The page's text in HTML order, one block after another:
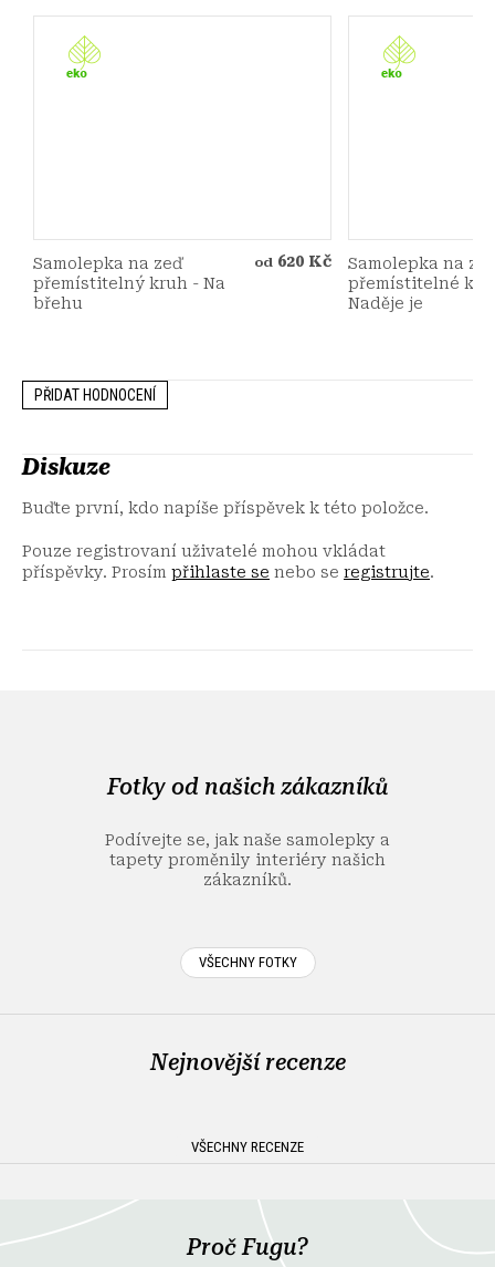
Samolepka na zeď
přemístitelný kruh - Na
břehu
od 620 Kč
Samolepka na
přemístitelné
Naděje je
PŘIDAT HODNOCENÍ
Diskuze
Buďte první, kdo napíše příspěvek k této položce.
Pouze registrovaní uživatelé mohou vkládat
příspěvky. Prosím přihlaste se nebo se registrujte.
Fotky od našich zákazníků
Podívejte se, jak naše samolepky a
tapety proměnily interiéry našich
zákazníků.
VŠECHNY FOTKY
Nejnovější recenze
VŠECHNY RECENZE
Proč Fugu?